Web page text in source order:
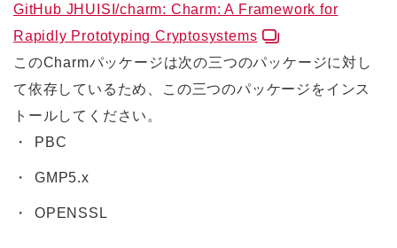
GitHub JHUISI/charm: Charm: A Framework for
Rapidly Prototyping Cryptosystems
このCharmパッケージは次の三つのパッケージに対し
て依存しているため、この三つのパッケージをインス
トールしてください。
PBC
GMP5.x
OPENSSL